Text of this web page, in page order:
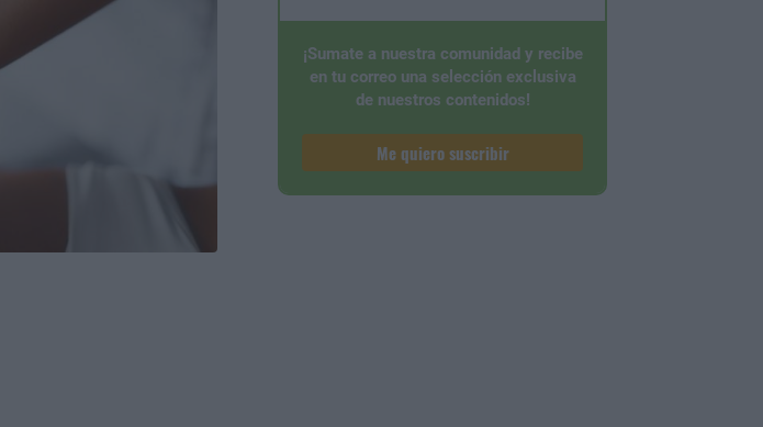
¡Sumate a nuestra comunidad y recibe
en tu correo una selección exclusiva
de nuestros contenidos!
Me quiero suscribir